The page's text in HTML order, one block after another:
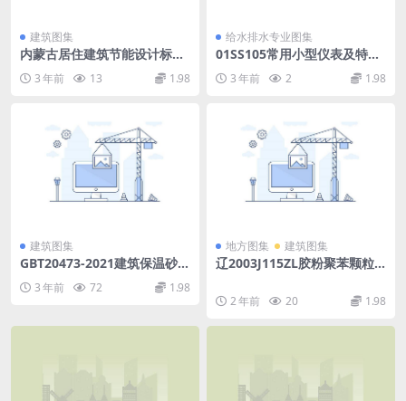
建筑图集
内蒙古居住建筑节能设计标准
3 年前 13 1.98
给水排水专业图集
01SS105常用小型仪表及特种
3 年前 2 1.98
建筑图集
GBT20473-2021建筑保温砂
3 年前 72 1.98
地方图集 建筑图集
辽2003J115ZL胶粉聚苯颗粒
2 年前 20 1.98